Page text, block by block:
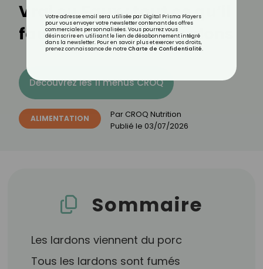
Vrai ou Faux : tout ce qu’il
faut savoir sur les lardons
Découvrez les 11 menus CROQ
ALIMENTATION Par CROQ Nutrition
Publié le 03/07/2026
Sommaire
Les lardons viennent du porc
Tous les lardons sont fumés
Votre adresse email sera utilisée par Digital Prisma Players
pour vous envoyer votre newsletter contenant des offres
commerciales personnalisées. Vous pourrez vous
désinscrire en utilisant le lien de désabonnement intégré
dans la newsletter. Pour en savoir plus et exercer vos droits,
prenez connaissance de notre Charte de Confidentialité.